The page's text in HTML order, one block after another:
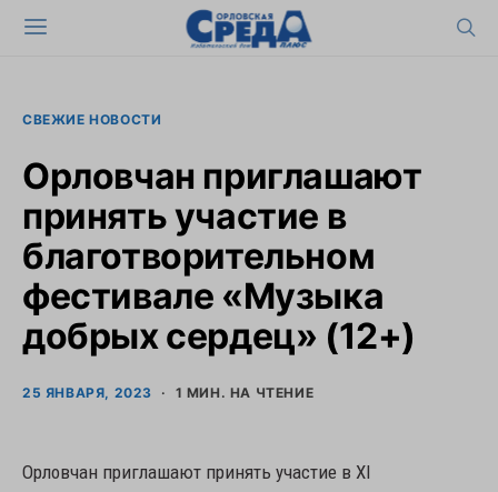
СВЕЖИЕ НОВОСТИ
Орловчан приглашают
принять участие в
благотворительном
фестивале «Музыка
добрых сердец» (12+)
25 ЯНВАРЯ, 2023 1 МИН. НА ЧТЕНИЕ
Орловчан приглашают принять участие в XI